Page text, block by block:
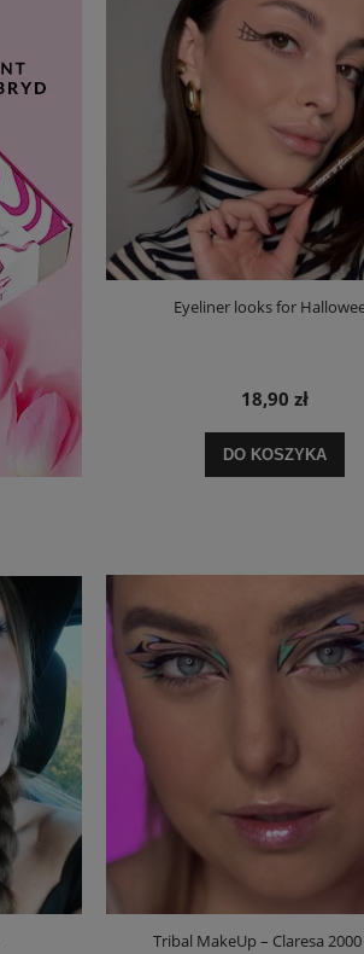
Eyeliner looks for
18,90 zł
DO KOSZYKA
Tribal MakeUp – Claresa